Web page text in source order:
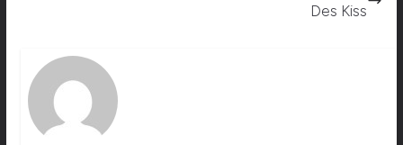
Des Kiss